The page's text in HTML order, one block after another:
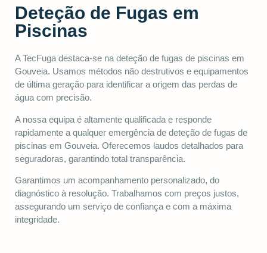
Deteção de Fugas em
Piscinas
A TecFuga destaca-se na deteção de fugas de piscinas em
Gouveia. Usamos métodos não destrutivos e equipamentos
de última geração para identificar a origem das perdas de
água com precisão.
A nossa equipa é altamente qualificada e responde
rapidamente a qualquer emergência de deteção de fugas de
piscinas em Gouveia. Oferecemos laudos detalhados para
seguradoras, garantindo total transparência.
Garantimos um acompanhamento personalizado, do
diagnóstico à resolução. Trabalhamos com preços justos,
assegurando um serviço de confiança e com a máxima
integridade.